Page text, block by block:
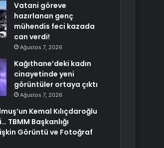
Vatani göreve
hazırlanan genç
mühendis feci kazada
can verdi!
Ağustos 7, 2026
Kağıthane’deki kadın
cinayetinde yeni
görüntüler ortaya çıktı
Ağustos 7, 2026
Kemal Kılıçdaroğlu
TBMM Başkanlığı
Görüntü ve Fotoğraf